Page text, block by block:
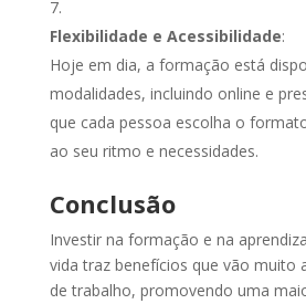
Flexibilidade e Acessibilidade:
Hoje em dia, a formação está
modalidades, incluindo online e
que cada pessoa escolha o
ao seu ritmo e necessidades.
Conclusão
Investir na formação e na
vida traz benefícios que vão muito
de trabalho, promovendo uma